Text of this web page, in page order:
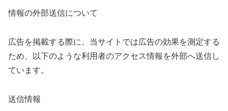
情報の外部送信について
広告を掲載する際に、当サイトでは広告の効果を測定する
ため、以下のような利用者のアクセス情報を外部へ送信し
ています。
送信情報